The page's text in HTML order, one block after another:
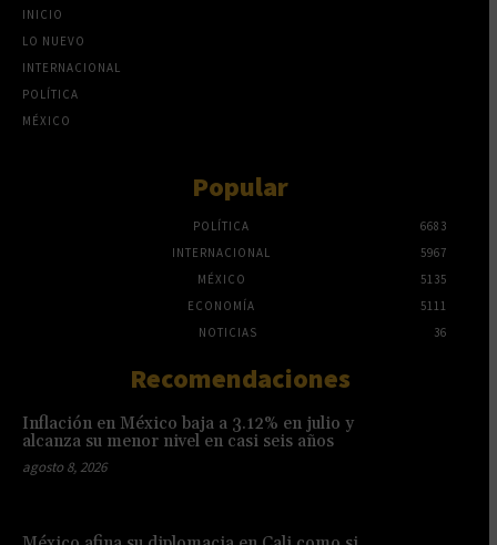
INICIO
LO NUEVO
INTERNACIONAL
POLÍTICA
MÉXICO
Popular
POLÍTICA
6683
INTERNACIONAL
5967
MÉXICO
5135
ECONOMÍA
5111
NOTICIAS
36
Recomendaciones
Inflación en México baja a 3.12% en julio y
alcanza su menor nivel en casi seis años
agosto 8, 2026